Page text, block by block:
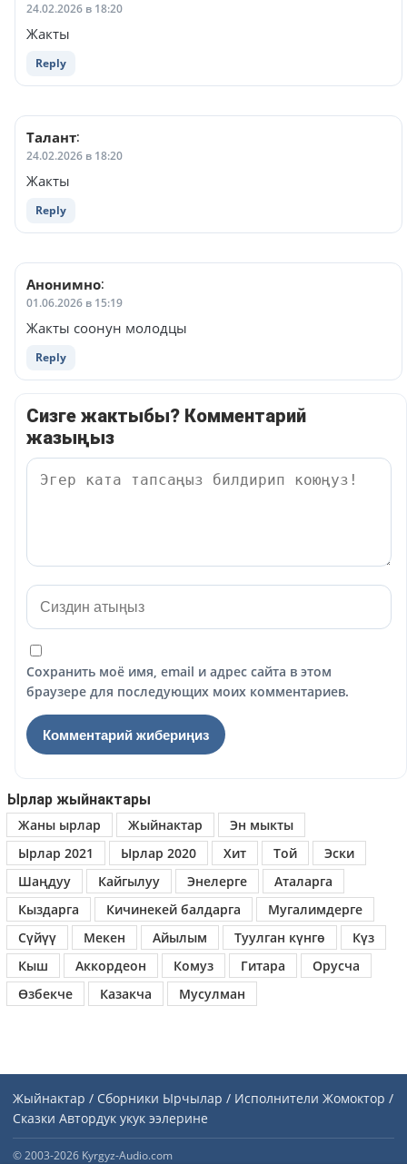
24.02.2026 в 18:20
Жакты
Reply
Талант:
24.02.2026 в 18:20
Жакты
Reply
Анонимно:
01.06.2026 в 15:19
Жакты соонун молодцы
Reply
Сизге жактыбы? Комментарий
жазыңыз
Сохранить моё имя, email и адрес сайта в этом
браузере для последующих моих комментариев.
Ырлар жыйнактары
Жаны ырлар
Жыйнактар
Эн мыкты
Ырлар 2021
Ырлар 2020 Хит Той
Эски
Шаңдуу
Кайгылуу Энелерге
Аталарга
Кыздарга
Кичинекей балдарга
Мугалимдерге
Сүйүү
Мекен Айылым Туулган күнгө
Күз
Кыш
Аккордеон Комуз Гитара
Орусча
Өзбекче
Казакча Мусулман
Жыйнактар / Сборники Ырчылар / Исполнители Жомоктор /
Сказки Автордук укук ээлерине
© 2003-2026 Kyrgyz-Audio.com